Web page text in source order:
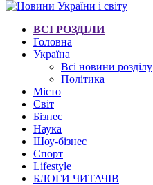
ВСІ РОЗДІЛИ
Головна
Україна
Всі новини розділу
Політика
Місто
Світ
Бізнес
Наука
Шоу-бізнес
Спорт
Lifestyle
БЛОГИ ЧИТАЧІВ